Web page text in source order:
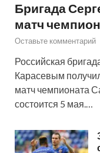
Бригада
матч
Оставьте комментарий
Российская
Карасевым
матч чемпионата
состоится 5 мая.…